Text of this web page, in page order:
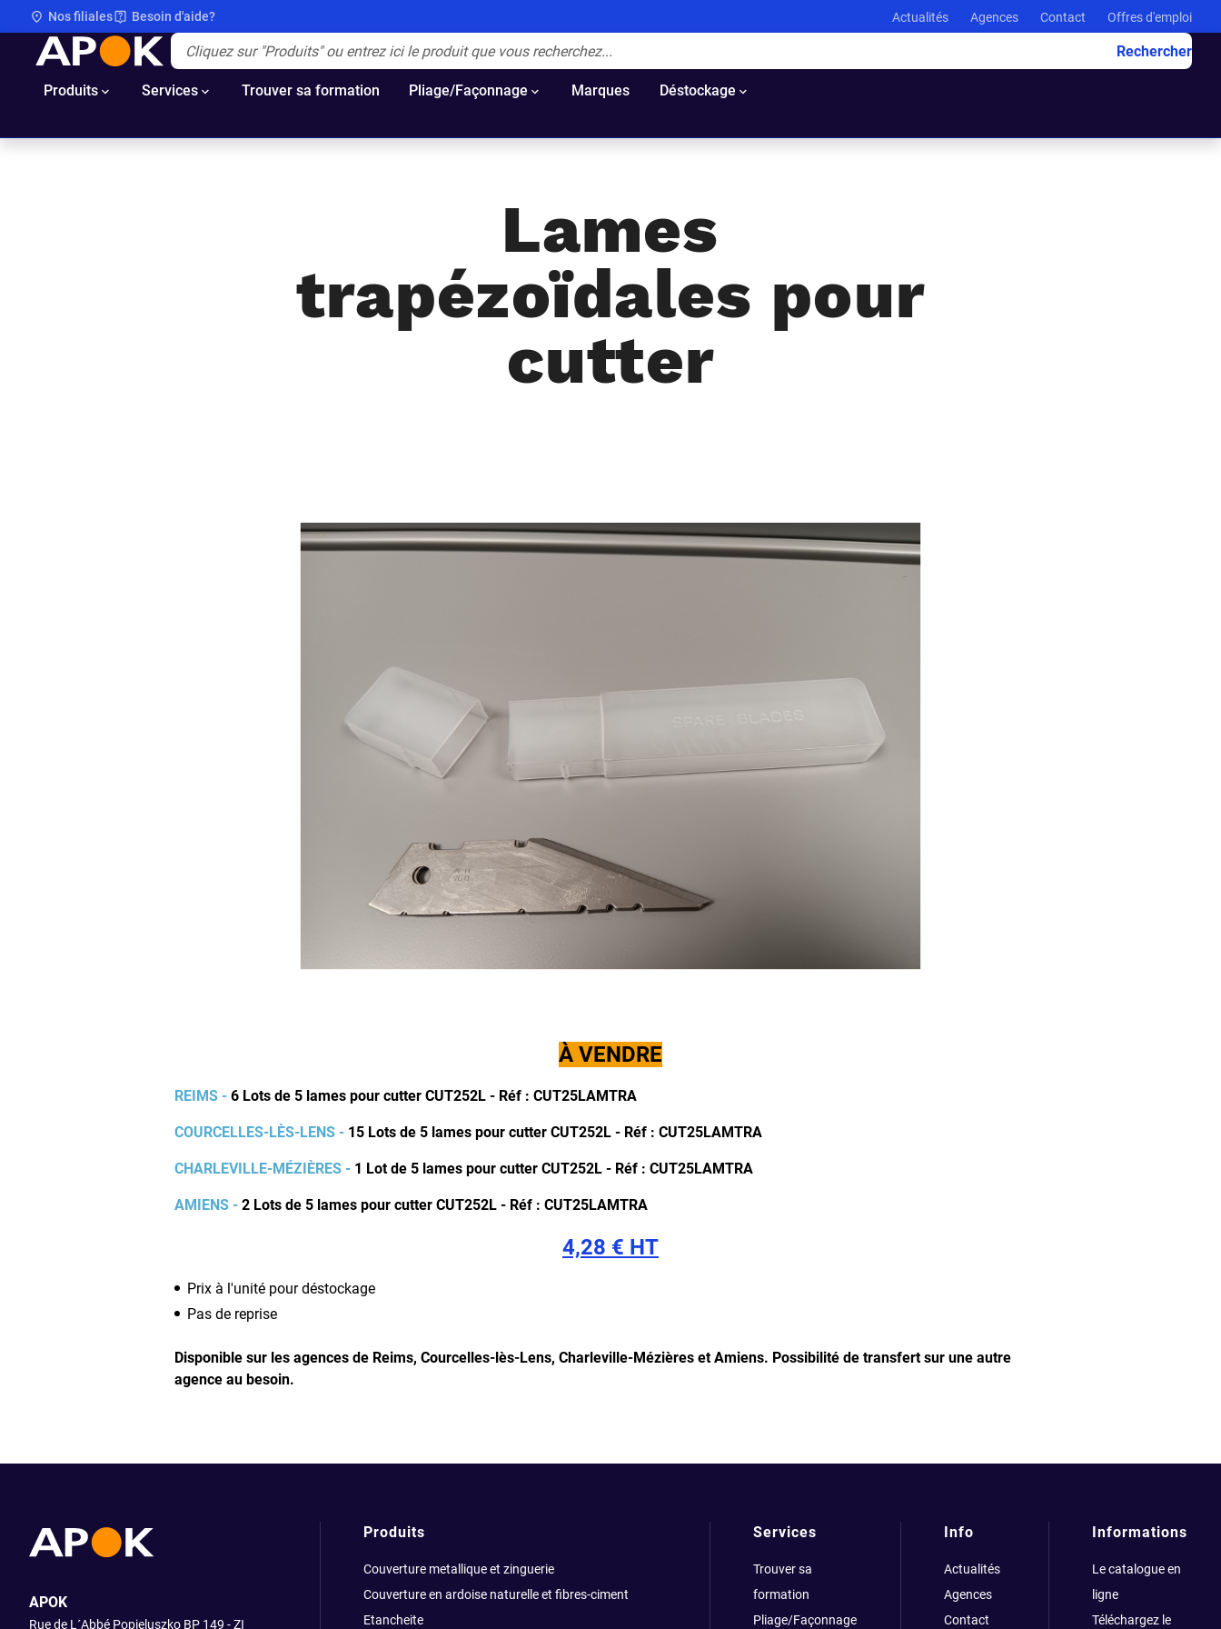
Nos filiales Besoin d'aide? Actualités Agences Contact Offres d'emploi
APOK Rechercher
Produits Services Trouver sa formation Pliage/Façonnage Marques Déstockage
Lames
trapézoïdales pour
cutter
À VENDRE
REIMS - 6 Lots de 5 lames pour cutter CUT252L - Réf : CUT25LAMTRA
COURCELLES-LÈS-LENS - 15 Lots de 5 lames pour cutter CUT252L - Réf : CUT25LAMTRA
CHARLEVILLE-MÉZIÈRES - 1 Lot de 5 lames pour cutter CUT252L - Réf : CUT25LAMTRA
AMIENS - 2 Lots de 5 lames pour cutter CUT252L - Réf : CUT25LAMTRA
4,28 € HT
Prix à l'unité pour déstockage
Pas de reprise
Disponible sur les agences de Reims, Courcelles-lès-Lens, Charleville-Mézières et Amiens. Possibilité de transfert sur une autre
agence au besoin.
APOK
Rue de L´Abbé Popieluszko BP 149 - ZI
Produits
Couverture metallique et zinguerie
Couverture en ardoise naturelle et fibres-ciment
Etancheite
Services
Trouver sa
formation
Pliage/Façonnage
Info
Actualités
Agences
Contact
Informations
Le catalogue en
ligne
Téléchargez le